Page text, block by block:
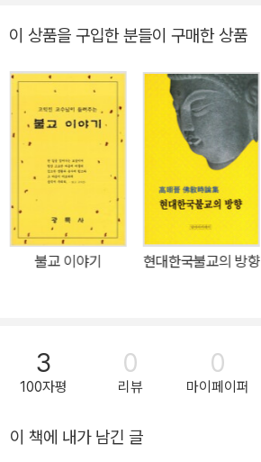
이 상품을 구입한 분들이 구매한 상품
불교 이야기 현대한국불교의 방향
3
100자평
0
리뷰
0
마이페이퍼
이 책에 내가 남긴 글